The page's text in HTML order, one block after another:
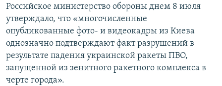
Российское министерство обороны днем 8 июля
утверждало, что «многочисленные
опубликованные фото- и видеокадры из Киева
однозначно подтверждают факт разрушений в
результате падения украинской ракеты ПВО,
запущенной из зенитного ракетного комплекса в
черте города».